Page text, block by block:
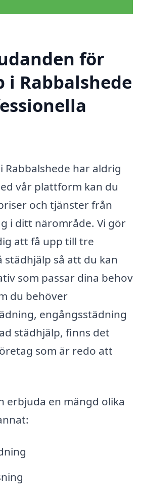
för
i Rabbalshede
Rabbalshede har aldrig
vår plattform kan du
och tjänster från
i ditt närområde. Vi gör
att få upp till tre
städhjälp så att du kan
som passar dina behov
du behöver
engångsstädning
städhjälp, finns det
som är redo att
erbjuda en mängd olika